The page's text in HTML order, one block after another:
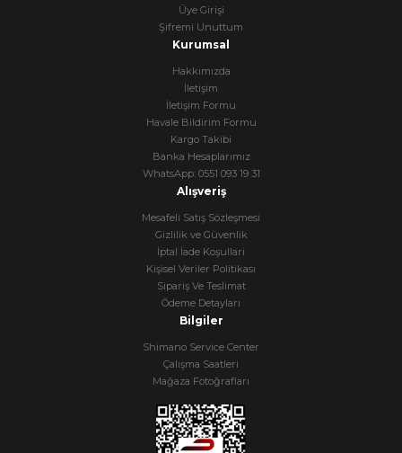
Üye Girişi
Şifremi Unuttum
Kurumsal
Hakkımızda
İletişim
İletişim Formu
Havale Bildirim Formu
Kargo Takibi
Banka Hesaplarımız
WhatsApp: 0551 093 19 31
Alışveriş
Mesafeli Satış Sözleşmesi
Gizlilik ve Güvenlik
İptal İade Koşullari
Kişisel Veriler Politikası
Sipariş Ve Teslimat
Ödeme Detayları
Bilgiler
Shimano Service Center
Çalışma Saatleri
Mağaza Fotoğrafları